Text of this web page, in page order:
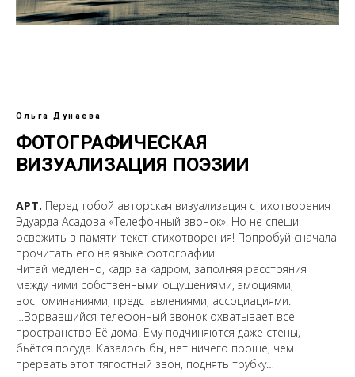
Ольга Дунаева
ФОТОГРАФИЧЕСКАЯ
ВИЗУАЛИЗАЦИЯ ПОЭЗИИ
АРТ. Перед тобой авторская визуализация стихотворения
Эдуарда Асадова «Телефонный звонок». Но не спеши
освежить в памяти текст стихотворения! Попробуй сначала
прочитать его на языке фотографии.
Читай медленно, кадр за кадром, заполняя расстояния
между ними собственными ощущениями, эмоциями,
воспоминаниями, представлениями, ассоциациями.
…Ворвавшийся телефонный звонок охватывает все
пространство Её дома. Ему подчиняются даже стены,
бьётся посуда. Казалось бы, нет ничего проще, чем
прервать этот тягостный звон, поднять трубку…